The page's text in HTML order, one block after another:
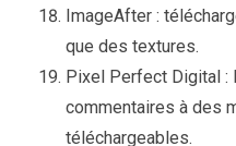
ImageAfter :
que des textures.
Pixel Perfect Digital
commentaires à des
téléchargeables.